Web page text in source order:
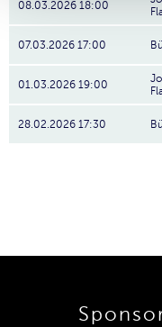
08.03.2026 18:00
07.03.2026 17:00
01.03.2026 19:00
28.02.2026 17:30